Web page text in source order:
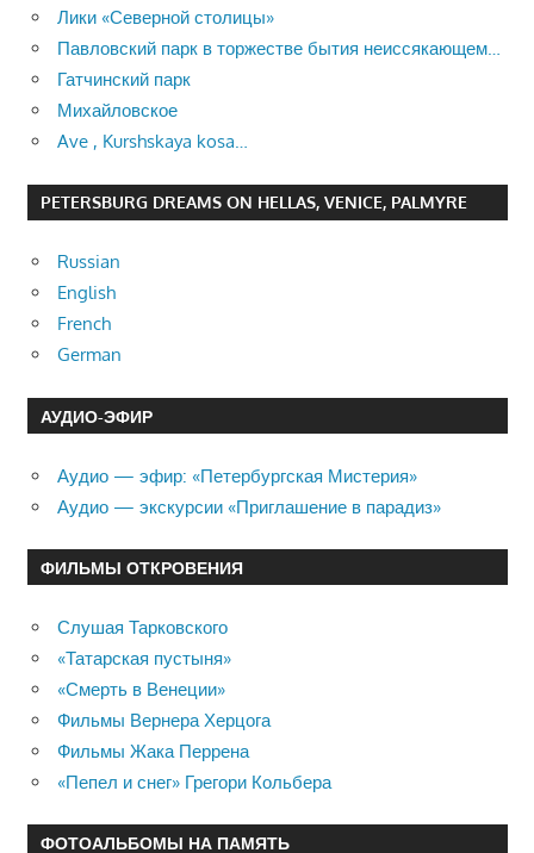
Лики «Северной столицы»
Павловский парк в торжестве бытия неиссякающем…
Гатчинский парк
Михайловское
Ave , Kurshskaya kosa…
PETERSBURG DREAMS ON HELLAS, VENICE, PALMYRE
Russian
English
French
German
АУДИО-ЭФИР
Аудио — эфир: «Петербургская Мистерия»
Аудио — экскурсии «Приглашение в парадиз»
ФИЛЬМЫ ОТКРОВЕНИЯ
Слушая Тарковского
«Татарская пустыня»
«Смерть в Венеции»
Фильмы Вернера Херцога
Фильмы Жака Перрена
«Пепел и снег» Грегори Кольбера
ФОТОАЛЬБОМЫ НА ПАМЯТЬ